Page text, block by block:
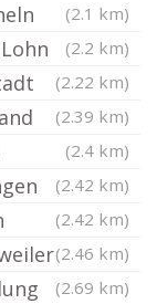
(2.1 km)
(2.2 km)
(2.22 km)
(2.39 km)
(2.4 km)
(2.42 km)
(2.42 km)
(2.46 km)
(2.69 km)